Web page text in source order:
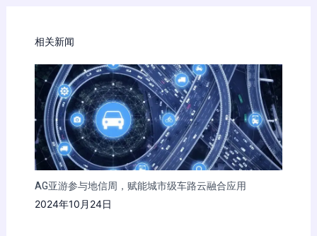
相关新闻
AG亚游参与地信周，赋能城市级车路云融合应用
2024年10月24日